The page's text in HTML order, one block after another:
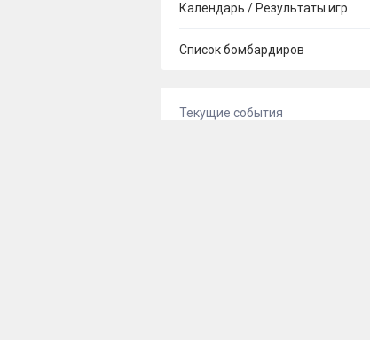
Календарь / Результаты игр
Список бомбардиров
Текущие события